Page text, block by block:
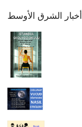
أخبار الشرق الأوسط